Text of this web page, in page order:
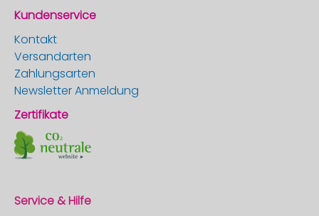
Kundenservice
Kontakt
Versandarten
Zahlungsarten
Newsletter Anmeldung
Zertifikate
Service & Hilfe